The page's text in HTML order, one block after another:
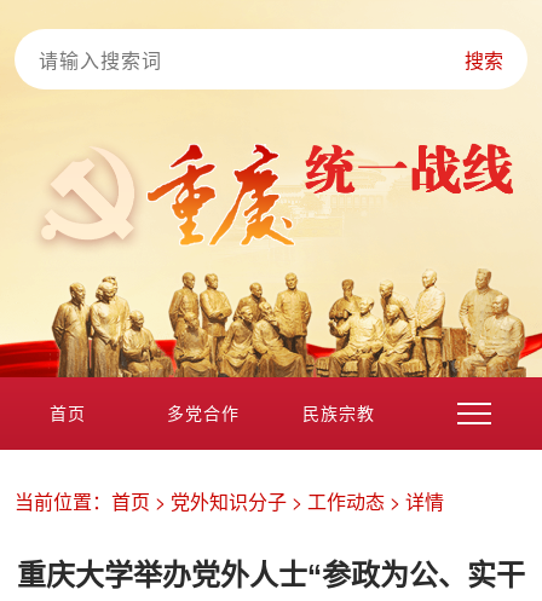
搜索
首页 多党合作 民族宗教
侨务工作 区县动态 统战历史文化
当前位置： 首页 > 党外知识分子 > 工作动态 > 详情
重庆大学举办党外人士“参政为公、实干